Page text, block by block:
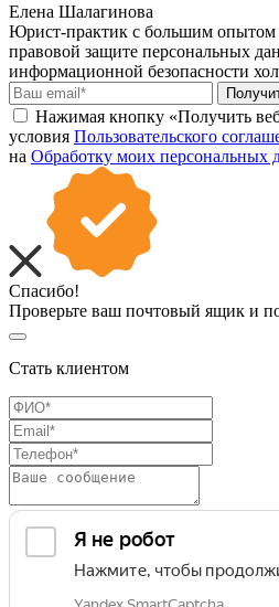
Елена Шалагинова
Юрист-практик с большим опытом
правовой защите персональных
информационной безопасности
Нажимая кнопку «Получить
условия Пользовательского
на Обработку моих персональных
Спасибо!
Проверьте ваш почтовый ящик и
Стать клиентом